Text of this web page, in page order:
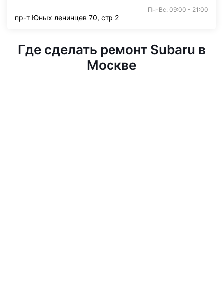
Пн-Вс: 09:00 - 21:00
пр-т Юных ленинцев 70, стр 2
Где сделать ремонт Subaru в
Москве